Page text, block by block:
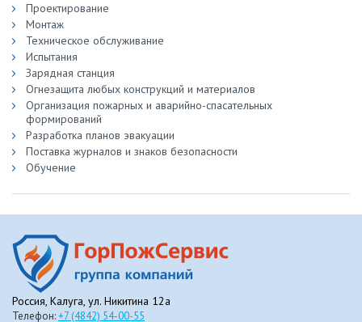
Проектирование
Монтаж
Техническое обслуживание
Испытания
Зарядная станция
Огнезащита любых конструкций и материалов
Организация пожарных и аварийно-спасательных
формирований
Разработка планов эвакуации
Поставка журналов и знаков безопасности
Обучение
Россия, Калуга, ул. Никитина 12а
Телефон:+7 (4842) 54-00-55